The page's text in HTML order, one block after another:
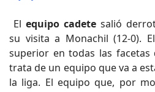
El equipo cadete salió
su visita a Monachil (12-0).
superior en todas las
trata de un equipo que va a
la liga. El equipo que, por